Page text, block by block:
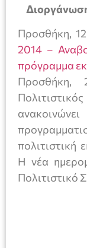
Προσθήκη,
2014 –
πρόγραμμα
Προσθήκη,
πολιτιστική
Η νέα
Πολιτιστικό